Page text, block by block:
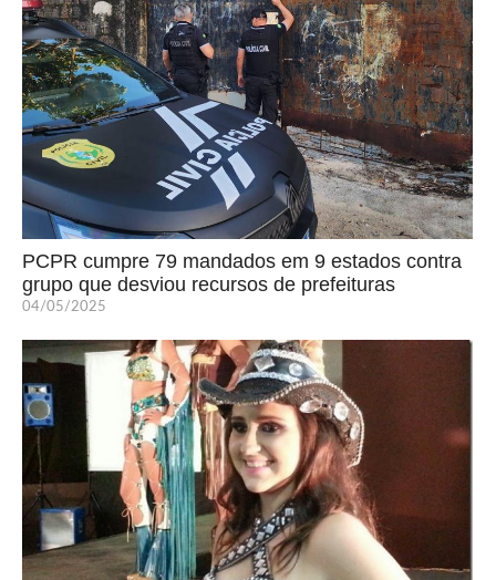
PCPR cumpre 79 mandados em 9 estados contra
grupo que desviou recursos de prefeituras
04/05/2025